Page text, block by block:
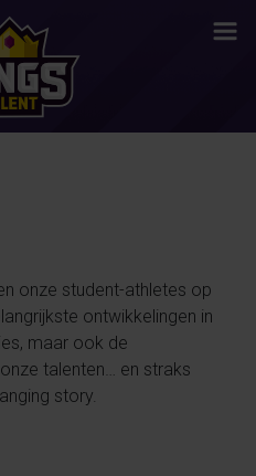
onze student-athletes op
ontwikkelingen in
maar ook de
talenten… en straks
story.